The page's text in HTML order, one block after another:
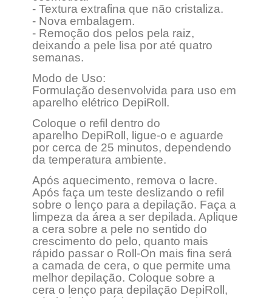
- Textura extrafina que não cristaliza.
- Nova embalagem.
- Remoção dos pelos pela raiz,
deixando a pele lisa por até quatro
semanas.
Modo de Uso:
Formulação desenvolvida para uso em
aparelho elétrico DepiRoll.
Coloque o refil dentro do
aparelho DepiRoll, ligue-o e aguarde
por cerca de 25 minutos, dependendo
da temperatura ambiente.
Após aquecimento, remova o lacre.
Após faça um teste deslizando o refil
sobre o lenço para a depilação. Faça a
limpeza da área a ser depilada. Aplique
a cera sobre a pele no sentido do
crescimento do pelo, quanto mais
rápido passar o Roll-On mais fina será
a camada de cera, o que permite uma
melhor depilação. Coloque sobre a
cera o lenço para depilação DepiRoll,